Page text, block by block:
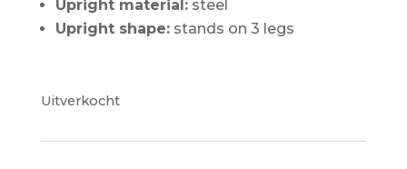
Upright material:steel
Upright shape:stands on 3 legs
Uitverkocht